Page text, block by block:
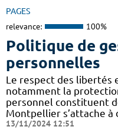
PAGES
relevance: 100%
Politique de
personnelles
Le respect des
notamment la
personnel constituent
Montpellier s’attache à
13/11/2024 12:51